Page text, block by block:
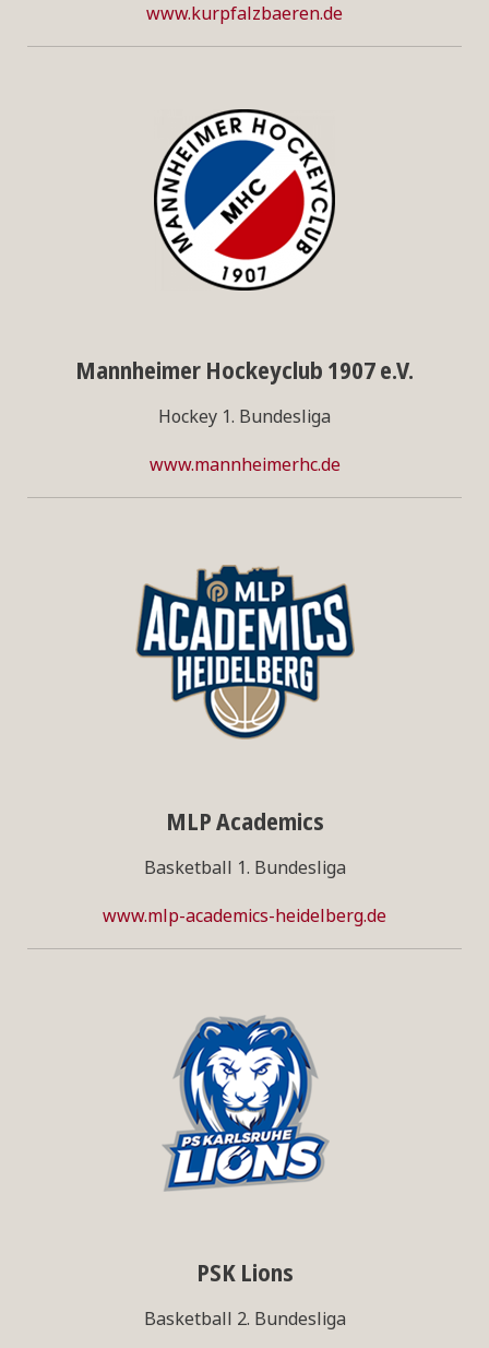
www.kurpfalzbaeren.de
Mannheimer Hockeyclub 1907 e.V.
Hockey 1. Bundesliga
www.mannheimerhc.de
MLP Academics
Basketball 1. Bundesliga
www.mlp-academics-heidelberg.de
PSK Lions
Basketball 2. Bundesliga